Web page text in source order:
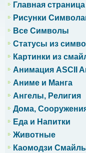
Главная страница
Рисунки
Все Символы
Статусы из
Картинки из
Анимация ASCII
Аниме и Манга
Ангелы, Религия
Дома,
Еда и Напитки
Животные
Каомодзи